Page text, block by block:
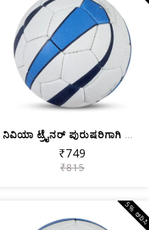
ನಿವಿಯಾ ಟ್ರೈನರ್ ಪುರುಷರಿಗಾಗಿ ಸಿಂಥೆಟಿಕ್ ...
₹749
₹815
5%